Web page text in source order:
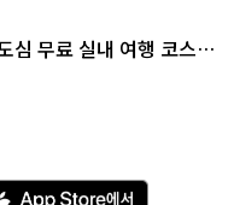
심 무료 실내 여행 코스
A